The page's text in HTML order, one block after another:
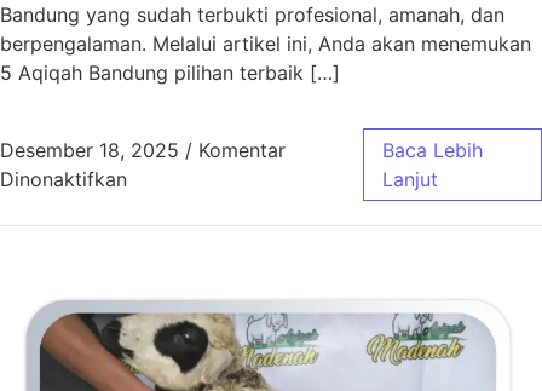
Bandung yang sudah terbukti profesional, amanah, dan
berpengalaman. Melalui artikel ini, Anda akan menemukan
5 Aqiqah Bandung pilihan terbaik […]
Desember 18, 2025 / Komentar
Dinonaktifkanpada 5 Aqiqah Bandung Pilihan Terbaik
Baca Lebih
Lanjut